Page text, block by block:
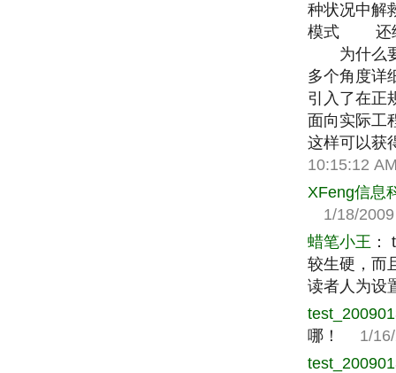
种状况中
模式 还给
为什么要
多个角度
引入了在
面向实际
这样可以获
10:15:12
XFeng信息
1/18/2009
蜡笔小王 ：
较生硬，而
读者人为设
哪！
1/16/